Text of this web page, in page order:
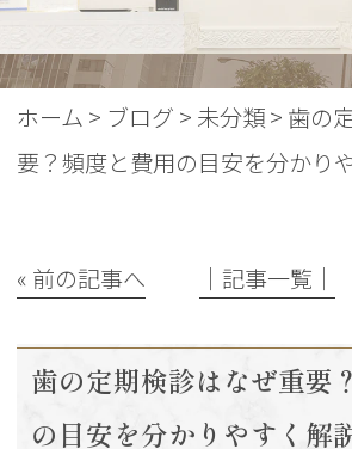
ホーム > ブログ > 未分類> 歯の
要？頻度と費用の目安を分かり
« 前の記事へ │記事一覧│
歯の定期検診はなぜ重要
の目安を分かりやすく解